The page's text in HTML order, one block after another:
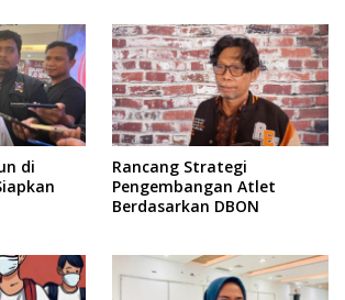
di
Rancang Strategi
Pengembangan Atlet
Berdasarkan DBON